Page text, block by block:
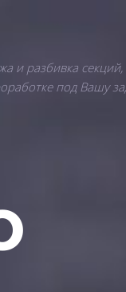
и разбивка
под Вашу